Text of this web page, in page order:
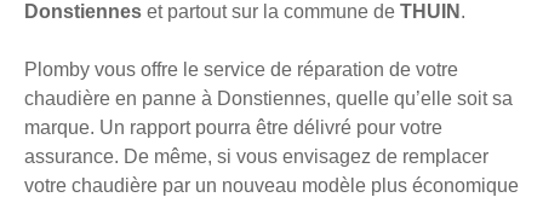
Donstiennes et partout sur la commune de THUIN .
Plomby vous offre le service de réparation de votre
chaudière en panne à Donstiennes, quelle qu’elle soit sa
marque. Un rapport pourra être délivré pour votre
assurance. De même, si vous envisagez de remplacer
votre chaudière par un nouveau modèle plus économique